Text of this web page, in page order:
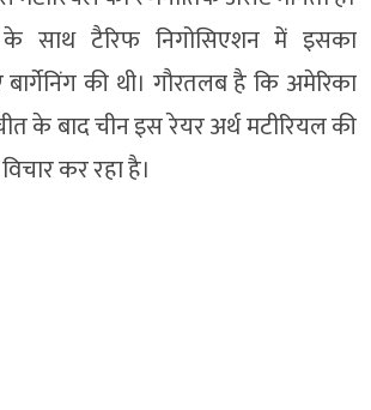
साथ टैरिफ निगोसिएशन में इसका
की थी। गौरतलब है कि अमेरिका
के बाद चीन इस रेयर अर्थ मटीरियल की
कर रहा है।